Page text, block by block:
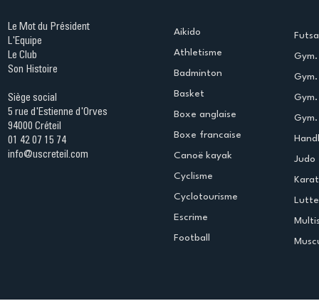
Le Mot du Président
L'Equipe
Le Club
Son Histoire
Siège social
5 rue d'Estienne d'Orves
94000 Créteil
01 42 07 15 74
info@uscreteil.com
Aikido
Athletisme
Badminton
Basket
Boxe anglaise
Boxe francaise
Canoë kayak
Cyclisme
Cyclotourisme
Escrime
Football
Judo
Lutte